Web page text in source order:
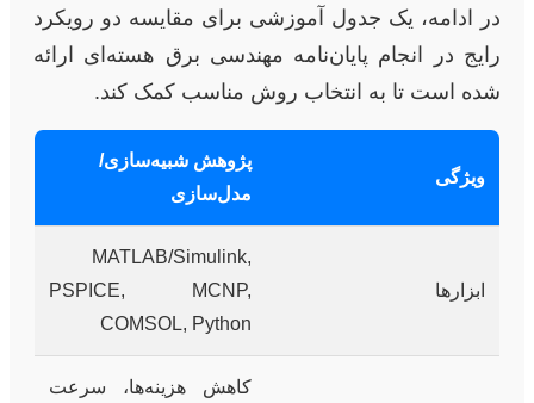
در ادامه، یک جدول آموزشی برای مقایسه دو رویکرد
رایج در انجام پایان‌نامه مهندسی برق هسته‌ای ارائه
شده است تا به انتخاب روش مناسب کمک کند.
ویژگی
پژوهش شبیه‌سازی/
مدل‌سازی
ابزارها
MATLAB/Simulink,
PSPICE, MCNP,
COMSOL, Python
کاهش هزینه‌ها، سرعت